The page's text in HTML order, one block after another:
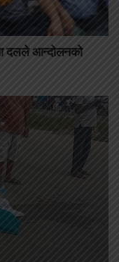
दलले आन्दोलनको